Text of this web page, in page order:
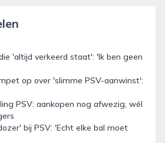
'altijd verkeerd staat': 'Ik ben geen
op over 'slimme PSV-aanwinst':
PSV: aankopen nog afwezig, wél
bij PSV: 'Echt elke bal moet